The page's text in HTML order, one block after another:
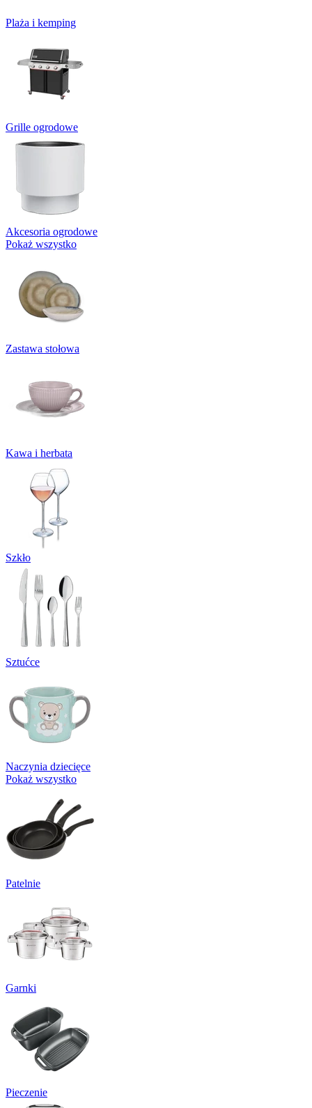
Plaża i kemping
Grille ogrodowe
Akcesoria ogrodowe
Pokaż wszystko
Zastawa stołowa
Kawa i herbata
Szkło
Sztućce
Naczynia dziecięce
Pokaż wszystko
Patelnie
Garnki
Pieczenie